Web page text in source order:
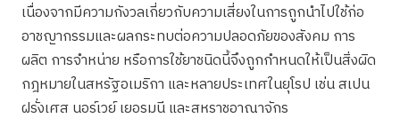
เนื่องจากมีความกังวลเกี่ยวกับความเสี่ยงในการถูกนำไปใช้ก่อ
อาชญากรรมและผลกระทบต่อความปลอดภัยของสังคม การ
ผลิต การจำหน่าย หรือการใช้ยาชนิดนี้จึงถูกกำหนดให้เป็นสิ่งผิด
กฎหมายในสหรัฐอเมริกา และหลายประเทศในยุโรป เช่น สเปน
ฝรั่งเศส นอร์เวย์ เยอรมนี และสหราชอาณาจักร